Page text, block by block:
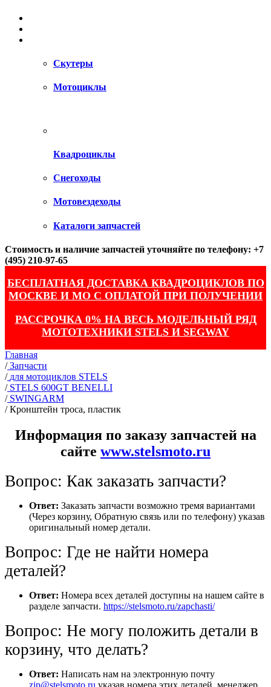
Скутеры
Мотоциклы
Квадроциклы
Снегоходы
Мотовездеходы
Каталоги запчастей
Стоимость и наличие запчастей уточняйте по телефону: +7
(495) 210-97-65
БЕСПЛАТНАЯ ДОСТАВКА КВАДРОЦИКЛОВ ПО
МОСКВЕ И МО С ОПЛАТОЙ ПРИ ПОЛУЧЕНИИ
РАССРОЧКА 0% НА ВЕСЬ МОДЕЛЬНЫЙ РЯД
МОТОТЕХНИКИ STELS И SEGWAY
Главная
/ Запчасти
/ для мотоциклов STELS
/ STELS 600GT BENELLI
/ SWINGARM
/Кронштейн троса, пластик
Информация по заказу запчастей на
сайте www.stelsmoto.ru
Вопрос: Как заказать запчасти?
Ответ: Заказать запчасти возможно тремя вариантами
(Через корзину, Обратную связь или по телефону) указав
оригинальный номер детали.
Вопрос: Где не найти номера
деталей?
Ответ: Номера всех деталей доступны на нашем сайте в
разделе запчасти. https://stelsmoto.ru/zapchasti/
Вопрос: Не могу положить детали в
корзину, что делать?
Ответ: Написать нам на электронную почту
zip@stelsmoto.ru указав номера этих деталей, менеджер